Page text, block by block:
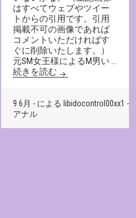
はすべてウェブやツイー
トからの引用です。引用
掲載不可の画像であれば
コメントいただければす
ぐに削除いたします。）
元SM女王様によるM男い …
続きを読む
9 6月 - による libidocontrol00xx1 -
アナル